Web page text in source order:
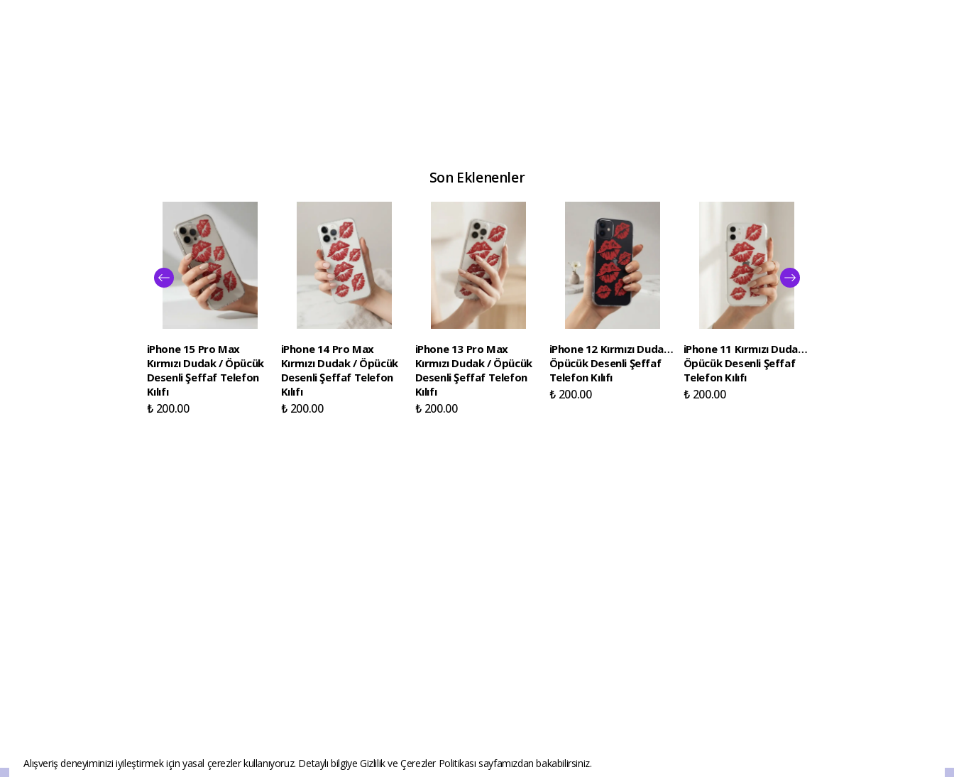
Alışveriş deneyiminizi iyileştirmek için yasal çerezler kullanıyoruz. Detaylı bilgiyeGizlilik ve Çerezler Politikasısayfamızdan bakabilirsiniz.
Son Eklenenler
iPhone 15 Pro Max
Kırmızı Dudak / Öpücük
Desenli Şeffaf Telefon
Kılıfı
₺ 200.00
iPhone 14 Pro Max
Kırmızı Dudak / Öpücük
Desenli Şeffaf Telefon
Kılıfı
₺ 200.00
iPhone 13 Pro Max
Kırmızı Dudak / Öpücük
Desenli Şeffaf Telefon
Kılıfı
₺ 200.00
iPhone 12 Kırmızı Dudak /
Öpücük Desenli Şeffaf
Telefon Kılıfı
₺ 200.00
iPhone 11 Kırmızı Dudak /
Öpücük Desenli Şeffaf
Telefon Kılıfı
₺ 200.00